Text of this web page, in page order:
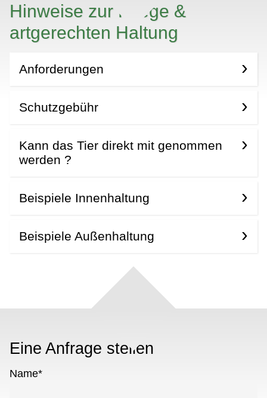
Hinweise zur Pflege &
artgerechten Haltung
Anforderungen
Schutzgebühr
Kann das Tier direkt mit genommen
werden ?
Beispiele Innenhaltung
Beispiele Außenhaltung
Eine Anfrage stellen
Name*